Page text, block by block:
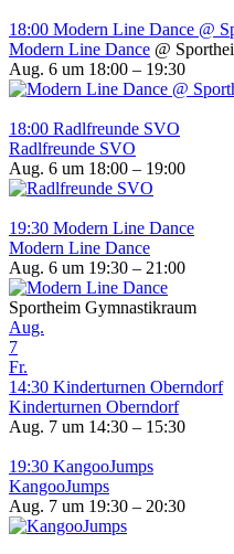
18:00 Modern Line Dance @
Modern Line Dance @
Aug. 6 um 18:00 – 19:30
18:00 Radlfreunde SVO
Radlfreunde SVO
Aug. 6 um 18:00 – 19:00
19:30 Modern Line Dance
Modern Line Dance
Aug. 6 um 19:30 – 21:00
Sportheim Gymnastikraum
Aug.
7
Fr.
14:30 Kinderturnen Oberndorf
Kinderturnen Oberndorf
Aug. 7 um 14:30 – 15:30
19:30 KangooJumps
KangooJumps
Aug. 7 um 19:30 – 20:30